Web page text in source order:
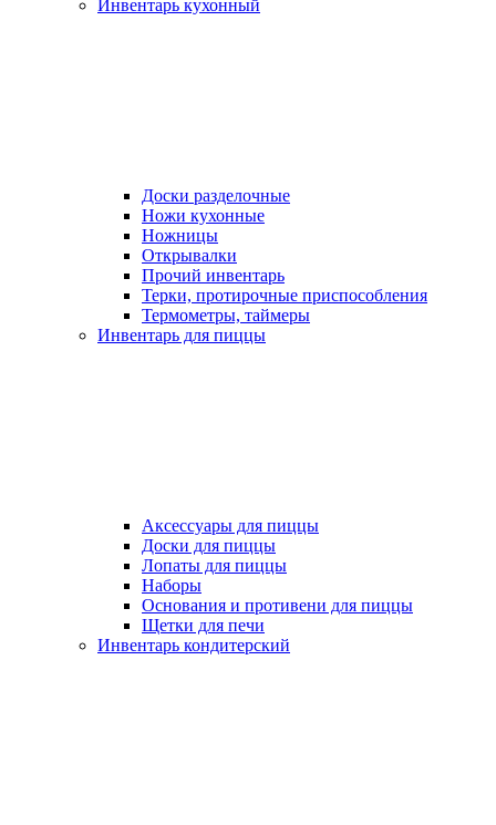
Инвентарь кухонный
Доски разделочные
Ножи кухонные
Ножницы
Открывалки
Прочий инвентарь
Терки, протирочные приспособления
Термометры, таймеры
Инвентарь для пиццы
Аксессуары для пиццы
Доски для пиццы
Лопаты для пиццы
Наборы
Основания и противени для пиццы
Щетки для печи
Инвентарь кондитерский